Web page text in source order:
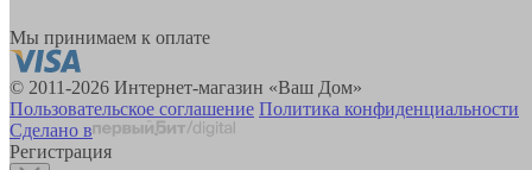
Мы принимаем к оплате
© 2011-2026 Интернет-магазин «Ваш Дом»
Пользовательское соглашение Политика конфиденциальности
Сделано в
Регистрация